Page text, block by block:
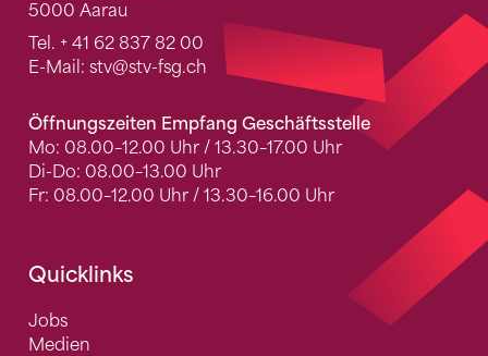
5000 Aarau
Tel. + 41 62 837 82 00
E-Mail: stv@stv-fsg.ch
Öffnungszeiten Empfang Geschäftsstelle
Mo: 08.00–12.00 Uhr / 13.30–17.00 Uhr
Di-Do: 08.00–13.00 Uhr
Fr: 08.00–12.00 Uhr / 13.30–16.00 Uhr
Quicklinks
Jobs
Medien